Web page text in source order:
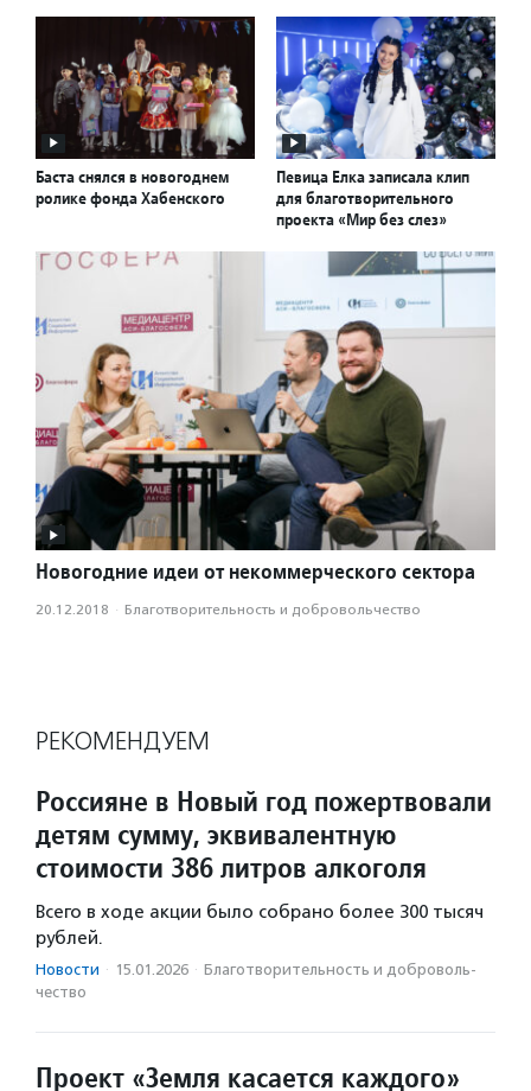
Баста снялся в новогоднем
ролике фонда Хабенского
Певица Елка записала клип
для благотворительного
проекта «Мир без слез»
Новогодние идеи от некоммерческого сектора
20.12.2018 · Благотвори­тель­ность и доброволь­чест­во
РЕКОМЕНДУЕМ
Россияне в Новый год пожертвовали
детям сумму, эквивалентную
стоимости 386 литров алкоголя
Всего в ходе акции было собрано более 300 тысяч
рублей.
Новости · 15.01.2026 · Благотвори­тель­ность и доброволь­
чест­во
Проект «Земля касается каждого»